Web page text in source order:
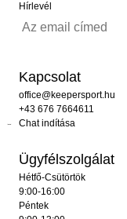
Hírlevél
Kapcsolat
office@keepersport.hu
+43 676 7664611
Chat indítása
Ügyfélszolgálat
Hétfő-Csütörtök
9:00-16:00
Péntek